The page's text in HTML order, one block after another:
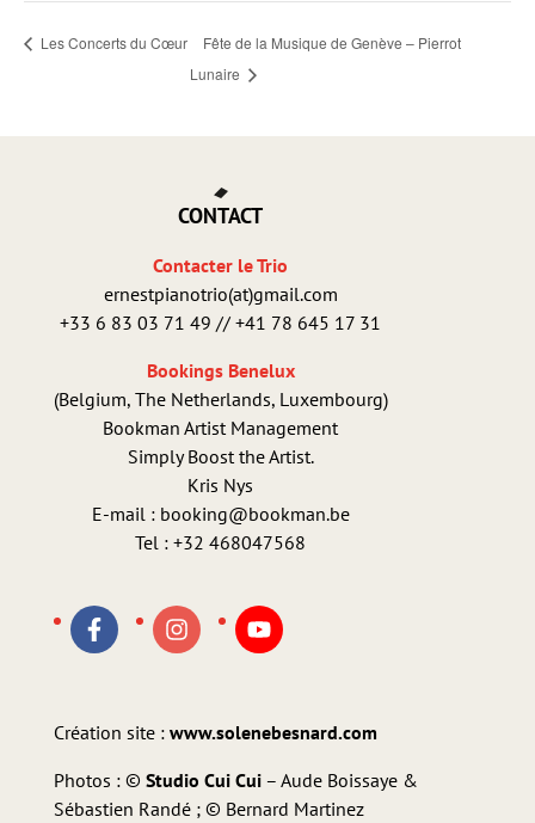
Les Concerts du Cœur
Fête de la Musique de Genève – Pierrot
Lunaire
CONTACT
Contacter le Trio
ernestpianotrio(at)gmail.com
+33 6 83 03 71 49 // +41 78 645 17 31
Bookings Benelux
(Belgium, The Netherlands, Luxembourg)
Bookman Artist Management
Simply Boost the Artist.
Kris Nys
E-mail : booking@bookman.be
Tel : +32 468047568
Création site : www.solenebesnard.com
Photos : © Studio Cui Cui– Aude Boissaye &
Sébastien Randé ; © Bernard Martinez